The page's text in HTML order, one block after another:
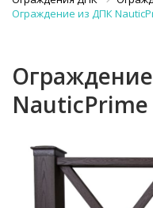
Ограждение из ДПК
NauticPrime